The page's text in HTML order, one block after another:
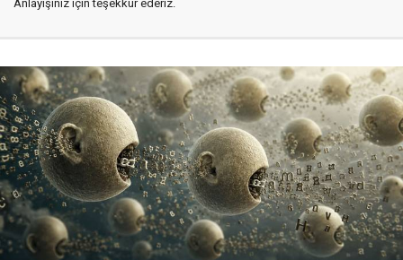
Anlayışınız için teşekkür ederiz.